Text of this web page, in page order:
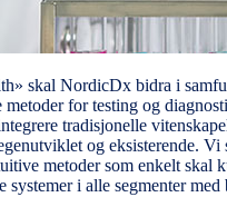
skal NordicDx bidra i
for testing og
tradisjonelle
og eksisterende. Vi
metoder som enkelt skal
systemer i alle segmenter med